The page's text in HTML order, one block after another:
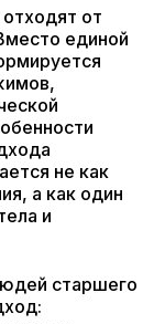
от
единой
не как
а как один
и
старшего